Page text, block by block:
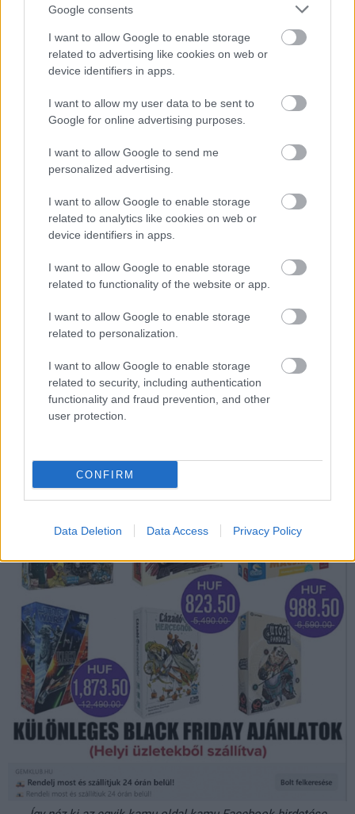
Google consents
I want to allow Google to enable storage
related to advertising like cookies on web or
device identifiers in apps.
I want to allow my user data to be sent to
Google for online advertising purposes.
I want to allow Google to send me
personalized advertising.
I want to allow Google to enable storage
related to analytics like cookies on web or
device identifiers in apps.
I want to allow Google to enable storage
related to functionality of the website or app.
I want to allow Google to enable storage
related to personalization.
I want to allow Google to enable storage
related to security, including authentication
functionality and fraud prevention, and other
user protection.
CONFIRM
Data Deletion Data Access Privacy Policy
weboldalt is létrehoztak, hogy megtévesszék a
vásárlókat és pénzt csaljanak ki tőlük.
21.86%
Súlyos online csalássorozat célpontja lett a GémKer-
Gémklub, Magyarország egyik legismertebb társasjáték-
kereskedése. A cégközleményben
hívta fel a figyelmet
arra (illetve social csatornáikon és hírlevelükön is írtak
weboldalt hoztak létre ismeretlenek, amelyek
megtévesztésig lemásolják a Gémklub hivatalos
webshopját - logóval, arculattal és szerzői jogi
tartalmakkal együtt. Az álrendeléseket azonban nem a
cég kapja meg, a kifizetések pedig közvetlenül